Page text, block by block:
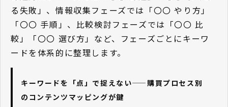
る失敗」、情報収集フェーズでは「〇〇 やり方」
「〇〇 手順」、比較検討フェーズでは「〇〇 比
較」「〇〇 選び方」など、フェーズごとにキーワ
ードを体系的に整理します。
キーワードを「点」で捉えない——購買プロセス別
のコンテンツマッピングが鍵